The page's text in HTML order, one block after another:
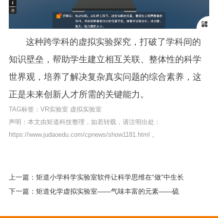
这种跨学科的虚拟实验探究，打破了学科间的
知识壁垒，帮助学生建立相互关联、整体性的科学
世界观，培养了解决复杂真实问题的综合素养，这
正是未来创新人才所需的关键能力。
TAG标签： VR实验室 虚拟实验室
声明：本文由矩道科技整理，如若转载，请注明出处：
https://www.judaoedu.com/cpnews/show1181.html 。
上一篇：矩道小学科学实验室软件让科学思维在“做”中生长
下一篇：矩道化学虚拟实验室——气味丰富的元素——硫